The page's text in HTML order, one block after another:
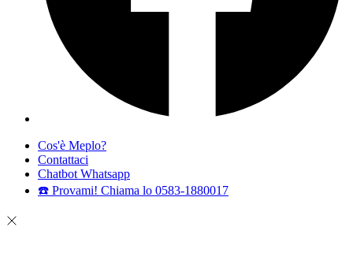
Cos'è Meplo?
Contattaci
Chatbot Whatsapp
☎️ Provami! Chiama lo 0583-1880017